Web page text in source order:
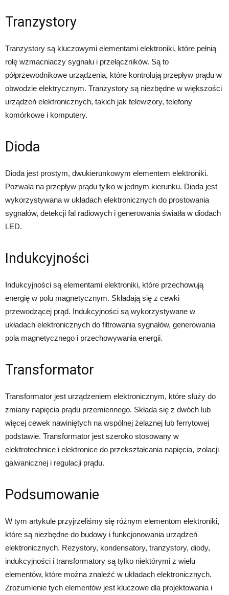
Tranzystory
Tranzystory są kluczowymi elementami elektroniki, które pełnią
rolę wzmacniaczy sygnału i przełączników. Są to
półprzewodnikowe urządzenia, które kontrolują przepływ prądu w
obwodzie elektrycznym. Tranzystory są niezbędne w większości
urządzeń elektronicznych, takich jak telewizory, telefony
komórkowe i komputery.
Dioda
Dioda jest prostym, dwukierunkowym elementem elektroniki.
Pozwala na przepływ prądu tylko w jednym kierunku. Dioda jest
wykorzystywana w układach elektronicznych do prostowania
sygnałów, detekcji fal radiowych i generowania światła w diodach
LED.
Indukcyjności
Indukcyjności są elementami elektroniki, które przechowują
energię w polu magnetycznym. Składają się z cewki
przewodzącej prąd. Indukcyjności są wykorzystywane w
układach elektronicznych do filtrowania sygnałów, generowania
pola magnetycznego i przechowywania energii.
Transformator
Transformator jest urządzeniem elektronicznym, które służy do
zmiany napięcia prądu przemiennego. Składa się z dwóch lub
więcej cewek nawiniętych na wspólnej żelaznej lub ferrytowej
podstawie. Transformator jest szeroko stosowany w
elektrotechnice i elektronice do przekształcania napięcia, izolacji
galwanicznej i regulacji prądu.
Podsumowanie
W tym artykule przyjrzeliśmy się różnym elementom elektroniki,
które są niezbędne do budowy i funkcjonowania urządzeń
elektronicznych. Rezystory, kondensatory, tranzystory, diody,
indukcyjności i transformatory są tylko niektórymi z wielu
elementów, które można znaleźć w układach elektronicznych.
Zrozumienie tych elementów jest kluczowe dla projektowania i